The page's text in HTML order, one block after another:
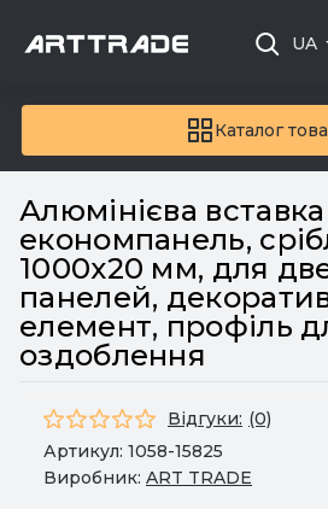
Каталог
UA
Алюмінієва
економпанель,
1000х20 мм, для
панелей,
елемент, профіль
оздоблення
Відгуки: (0)
Артикул: 1058-15825
Виробник: ART TRADE